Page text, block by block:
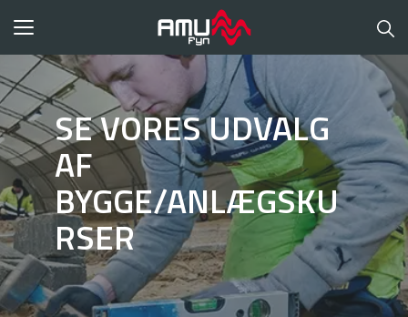
Toggle
SE VORES UDVALG
AF
BYGGE/ANLÆGSKU
RSER